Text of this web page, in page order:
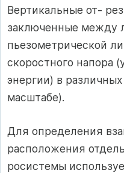
Вертикальные от-
заключенные между
пьезометрической
скоростного напора
энергии) в
масштабе).
Для определения
расположения
росистемы